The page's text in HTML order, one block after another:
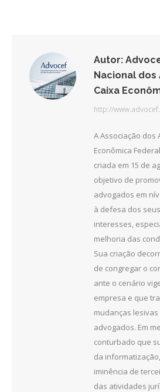
Autor:
Nacional dos
Caixa
http://
A Associação dos
Econômica
criada em 15 de
objetivo de
advogados em
à defesa dos
interesses,
melhoria das
Sua criação
de congregar o
ante o cenário
empresa e que
mudanças
advogados. Em
conturbado que
da
iminência de
das atividades